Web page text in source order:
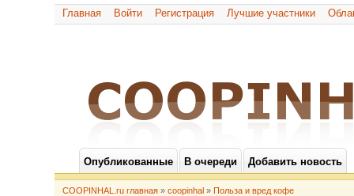
Главная Войти Регистрация Лучшие участники
Опубликованные В очереди Добавить новость
COOPINHAL.ru главная » coopinhal » Польза и вред кофе